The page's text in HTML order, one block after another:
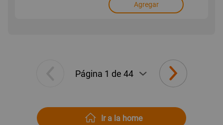
Agregar
Ir a la home